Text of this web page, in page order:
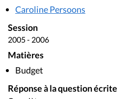
Caroline Persoons
Session
2005 - 2006
Matières
Budget
Réponse à la question écrite